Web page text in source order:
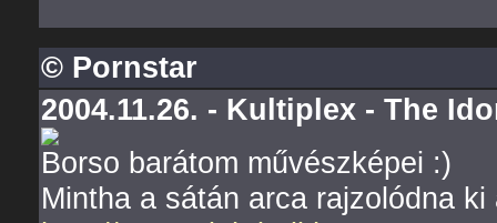
© Pornstar
2004.11.26. - Kultiplex - The
Borso barátom művészképei :)
Mintha a sátán arca rajzolódna ki